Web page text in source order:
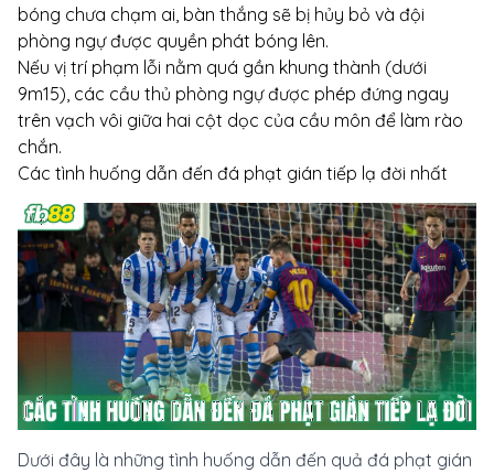
bóng chưa chạm ai, bàn thắng sẽ bị hủy bỏ và đội
phòng ngự được quyền phát bóng lên.
Nếu vị trí phạm lỗi nằm quá gần khung thành (dưới
9m15), các cầu thủ phòng ngự được phép đứng ngay
trên vạch vôi giữa hai cột dọc của cầu môn để làm rào
chắn.
Các tình huống dẫn đến đá phạt gián tiếp lạ đời nhất
Dưới đây là những tình huống dẫn đến quả đá phạt gián